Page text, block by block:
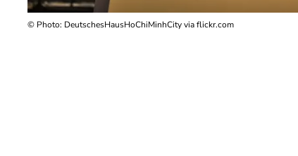
© Photo: DeutschesHausHoChiMinhCity via flickr.com